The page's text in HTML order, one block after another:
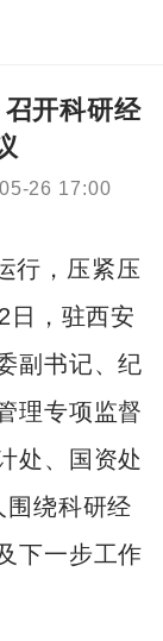
开科研经
26 17:00
行，压紧压
日，驻西安
副书记、纪
理专项监督
处、国资处
绕科研经
下一步工作